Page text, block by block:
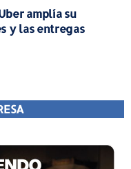
amplía su
y las entregas